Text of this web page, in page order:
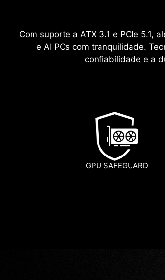
Com suporte a ATX 3.1 e PCIe 5.1,
e AI PCs com tranquilidade.
confiabilidade e a
GPU SAFEGUARD